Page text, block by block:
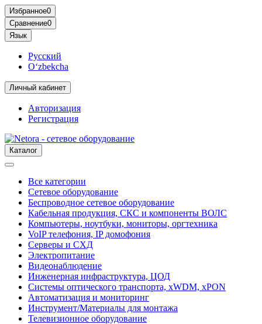
Избранное0
Сравнение0
Язык
Русский
O‘zbekcha
Личный кабинет
Авторизация
Регистрация
Каталог
Все категории
Сетевое оборудование
Беспроводное сетевое оборудование
Кабельная продукция, СКС и компоненты ВОЛС
Компьютеры, ноутбуки, мониторы, оргтехника
VoIP телефония, IP домофония
Серверы и СХД
Электропитание
Видеонаблюдение
Инженерная инфраструктура, ЦОД
Системы оптического транспорта, xWDM, xPON
Автоматизация и мониторинг
Инструмент/Материалы для монтажа
Телевизионное оборудование